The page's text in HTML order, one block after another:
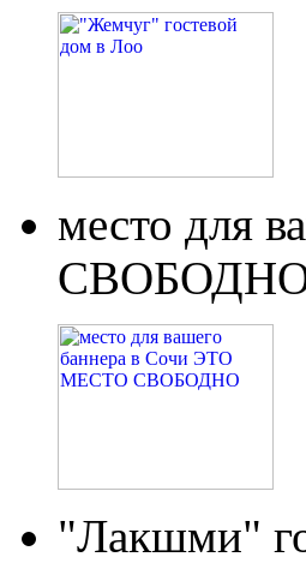
место для
"Лакшми"